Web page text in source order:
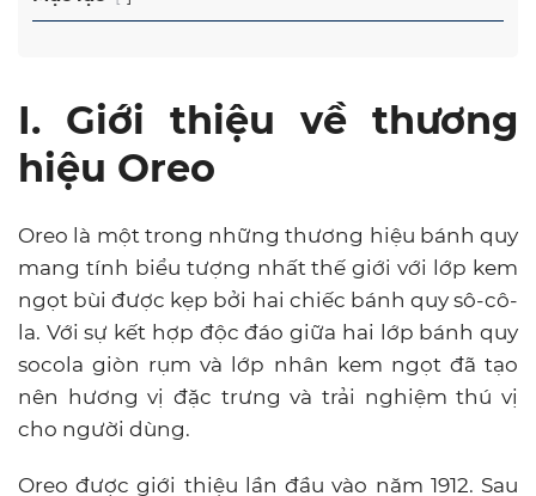
I. Giới thiệu về thương
hiệu Oreo
Oreo là một trong những thương hiệu bánh quy
mang tính biểu tượng nhất thế giới với lớp kem
ngọt bùi được kẹp bởi hai chiếc bánh quy sô-cô-
la. Với sự kết hợp độc đáo giữa hai lớp bánh quy
socola giòn rụm và lớp nhân kem ngọt đã tạo
nên hương vị đặc trưng và trải nghiệm thú vị
cho người dùng.
Oreo được giới thiệu lần đầu vào năm 1912. Sau